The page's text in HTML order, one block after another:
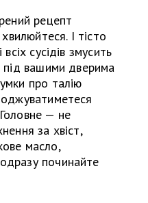
рецепт
І тісто
сусідів змусить
під вашими дверима
про талію
— не
за хвіст,
масло,
починайте